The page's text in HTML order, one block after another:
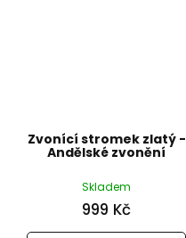
Zvonící stromek zlatý -
Andělské zvonění
Skladem
999 Kč